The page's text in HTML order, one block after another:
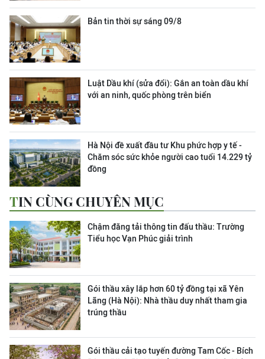
Bản tin thời sự sáng 09/8
Luật Dầu khí (sửa đổi): Gắn an toàn dầu khí
với an ninh, quốc phòng trên biển
Hà Nội đề xuất đầu tư Khu phức hợp y tế -
Chăm sóc sức khỏe người cao tuổi 14.229 tỷ
đồng
TIN CÙNG CHUYÊN MỤC
Chậm đăng tải thông tin đấu thầu: Trường
Tiểu học Vạn Phúc giải trình
Gói thầu xây lắp hơn 60 tỷ đồng tại xã Yên
Lãng (Hà Nội): Nhà thầu duy nhất tham gia
trúng thầu
Gói thầu cải tạo tuyến đường Tam Cốc - Bích